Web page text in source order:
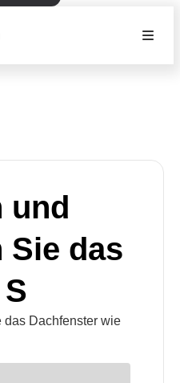
und
Sie das
Dachfenster wie